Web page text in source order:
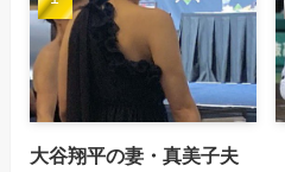
大谷翔平の妻・真美子夫